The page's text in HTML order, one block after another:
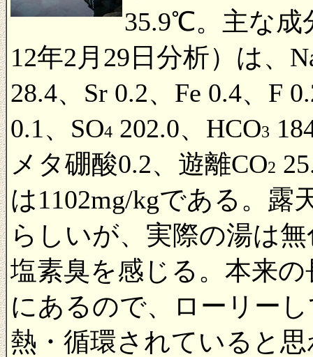
35.9℃。主な成
12年2月29日分析）は、
28.4、Sr 0.2、Fe 0.4、F
0.1、SO4 202.0、HCO3
メタ硼酸0.2、遊離CO2
は1102mg/kgである。
らしいが、実際の湯は
塩素臭を感じる。本来
にあるので、ローリー
熱・循環されていると